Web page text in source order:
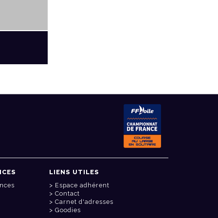
LIENS UTILES
Espace adhérent
Contact
Carnet d'adresses
Goodies